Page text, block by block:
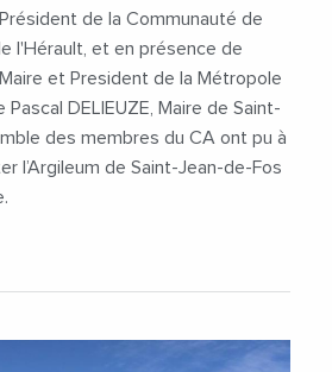
de la Communauté de
l'Hérault, et en présence de
et President de la Métropole
DELIEUZE, Maire de Saint-
des membres du CA ont pu à
l’Argileum de Saint-Jean-de-Fos